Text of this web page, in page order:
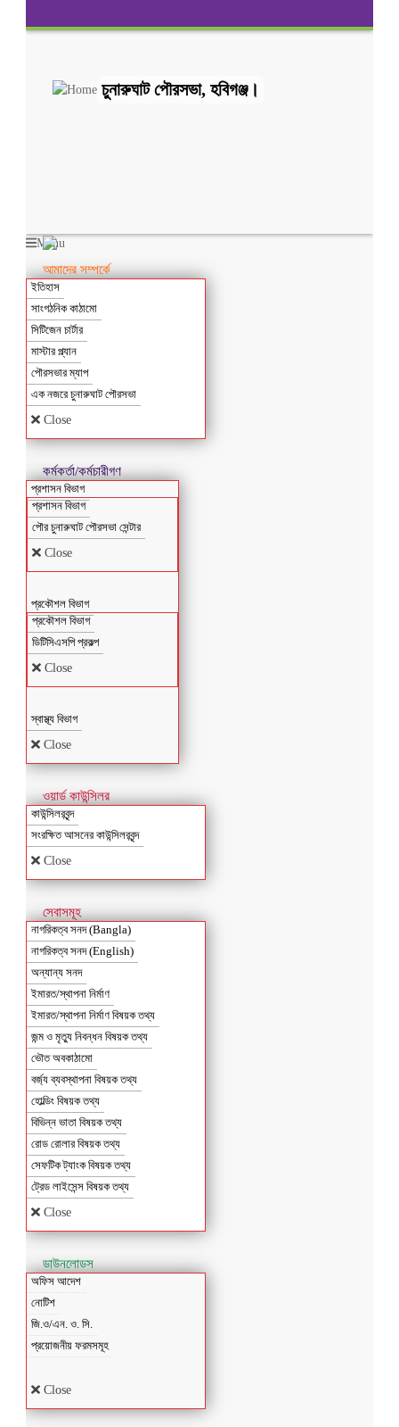
চুনারুঘাট পৌরসভা, হবিগঞ্জ।
Menu
আমাদের সম্পর্কে
ইতিহাস
সাংগঠনিক কাঠামো
সিটিজেন চার্টার
মাস্টার প্ল্যান
পৌরসভার ম্যাপ
এক নজরে চুনারুঘাট পৌরসভা
Close
কর্মকর্তা/কর্মচারীগণ
প্রশাসন বিভাগ
প্রশাসন বিভাগ
পৌর চুনারুঘাট পৌরসভা সেন্টার
Close
প্রকৌশল বিভাগ
প্রকৌশল বিভাগ
ডিটিসিএসপি প্রকল্প
Close
স্বাস্থ্য বিভাগ
Close
ওয়ার্ড কাউন্সিলর
কাউন্সিলরবৃন্দ
সংরক্ষিত আসনের কাউন্সিলরবৃন্দ
Close
সেবাসমূহ
নাগরিকত্ব সনদ (Bangla)
নাগরিকত্ব সনদ (English)
অন্যান্য সনদ
ইমারত/স্থাপনা নির্মাণ
ইমারত/স্থাপনা নির্মাণ বিষয়ক তথ্য
জন্ম ও মৃত্যু নিবন্ধন বিষয়ক তথ্য
ভৌত অবকাঠামো
বর্জ্য ব্যবস্থাপনা বিষয়ক তথ্য
হোল্ডিং বিষয়ক তথ্য
বিভিন্ন ভাতা বিষয়ক তথ্য
রোড রোলার বিষয়ক তথ্য
সেফটিক ট্যাংক বিষয়ক তথ্য
ট্রেড লাইসেন্স বিষয়ক তথ্য
Close
ডাউনলোডস
অফিস আদেশ
নোটিশ
জি.ও/এন. ও. সি.
প্রয়োজনীয় ফরমসমূহ
Close